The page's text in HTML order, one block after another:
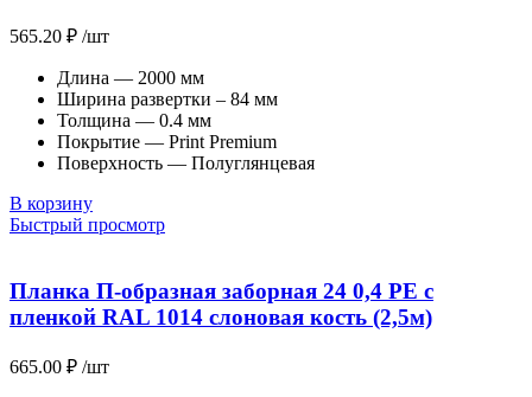
565.20 ₽ /шт
Длина — 2000 мм
Ширина развертки – 84 мм
Толщина — 0.4 мм
Покрытие — Print Premium
Поверхность — Полуглянцевая
В корзину
Быстрый просмотр
Планка П-образная заборная 24 0,4 PE с
пленкой RAL 1014 слоновая кость (2,5м)
665.00 ₽ /шт